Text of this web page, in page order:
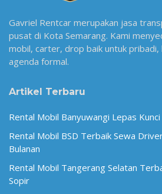
Gavriel Rentcar merupakan jasa
pusat di Kota Semarang. Kami
mobil, carter, drop baik untuk pribadi,
agenda formal.
Artikel Terbaru
Rental Mobil Banyuwangi Lepas
Rental Mobil BSD Terbaik Sewa
Bulanan
Rental Mobil Tangerang Selatan
Sopir